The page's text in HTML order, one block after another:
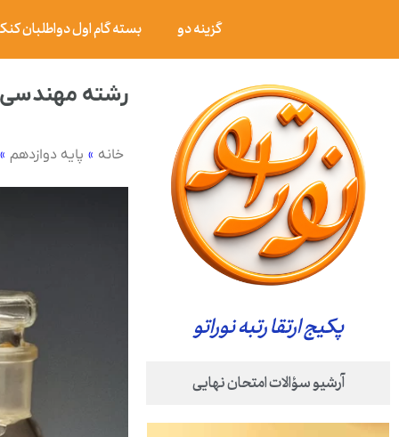
گزینه دو بسته گام اول دواطلبان کنکور
پکیج ارتقا رتبه نوراتو
آرشیو سؤالات امتحان نهایی
رشته مهندسی
خانه » پایه دوازدهم »